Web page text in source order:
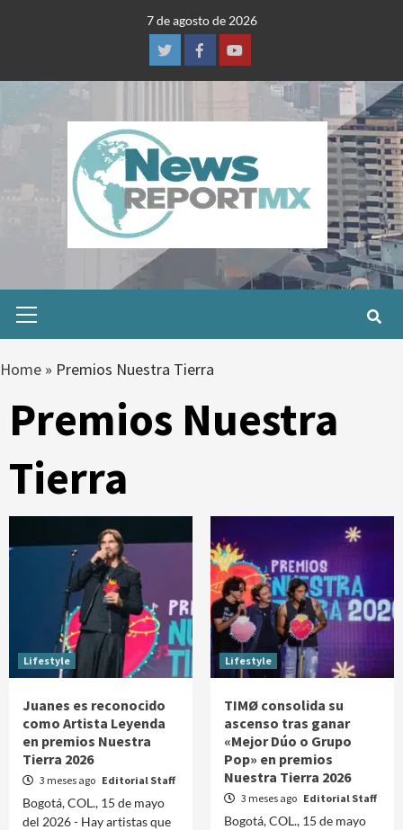
7 de agosto de 2026
TwitterFacebookYoutube
Menu
Home » Premios Nuestra Tierra
Premios Nuestra
Tierra
Lifestyle
Juanes es reconocido
como Artista Leyenda
en premios Nuestra
Tierra 2026
3 meses ago Editorial Staff
Bogotá, COL., 15 de mayo
del 2026 - Hay artistas que
Lifestyle
TIMØ consolida su
ascenso tras ganar
«Mejor Dúo o Grupo
Pop» en premios
Nuestra Tierra 2026
3 meses ago Editorial Staff
Bogotá, COL., 15 de mayo